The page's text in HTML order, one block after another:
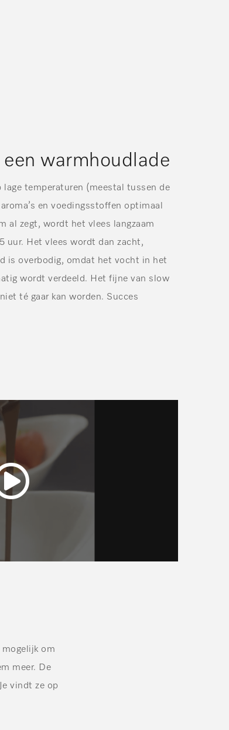
warmhoudlade
temperaturen (meestal tussen de
en voedingsstoffen optimaal
al zegt, wordt het vlees langzaam
uur. Het vlees wordt dan zacht,
is overbodig, omdat het vocht in het
wordt verdeeld. Het fijne van slow
té gaar kan worden. Succes
om
meer. De
vindt ze op